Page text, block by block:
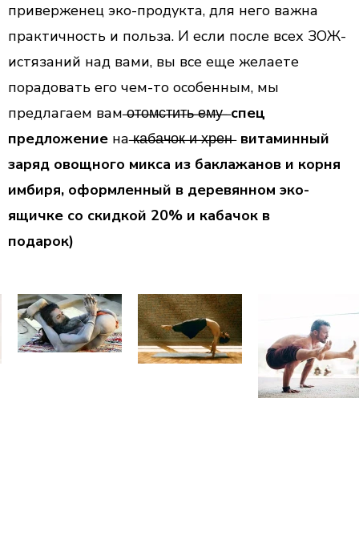
приверженец эко-продукта, для него важна
практичность и польза. И если после всех ЗОЖ-
истязаний над вами, вы все еще желаете
порадовать его чем-то особенным, мы
предлагаем вам ̶о̶т̶о̶м̶с̶т̶и̶т̶ь̶ ̶е̶м̶у̶ ̶спец
предложение на ̶к̶а̶б̶а̶ч̶о̶к̶ ̶и̶ ̶х̶р̶е̶н̶ витаминный
заряд овощного микса из баклажанов и корня
имбиря, оформленный в деревянном эко-
ящичке со скидкой 20% и кабачок в
подарок)